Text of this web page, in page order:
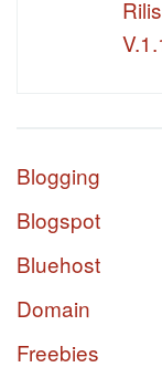
Blogging
Blogspot
Bluehost
Domain
Freebies